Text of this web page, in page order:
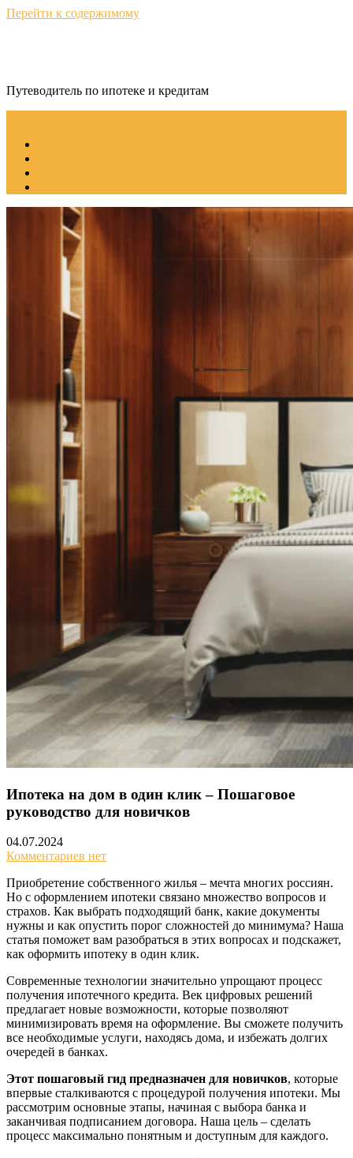
Перейти к содержимому
Путеводитель по ипотеке и кредитам
Ипотека на дом в один клик – Пошаговое
руководство для новичков
04.07.2024
Комментариев нет
Приобретение собственного жилья – мечта многих россиян.
Но с оформлением ипотеки связано множество вопросов и
страхов. Как выбрать подходящий банк, какие документы
нужны и как опустить порог сложностей до минимума? Наша
статья поможет вам разобраться в этих вопросах и подскажет,
как оформить ипотеку в один клик.
Современные технологии значительно упрощают процесс
получения ипотечного кредита. Век цифровых решений
предлагает новые возможности, которые позволяют
минимизировать время на оформление. Вы сможете получить
все необходимые услуги, находясь дома, и избежать долгих
очередей в банках.
Этот пошаговый гид предназначен для новичков, которые
впервые сталкиваются с процедурой получения ипотеки. Мы
рассмотрим основные этапы, начиная с выбора банка и
заканчивая подписанием договора. Наша цель – сделать
процесс максимально понятным и доступным для каждого.